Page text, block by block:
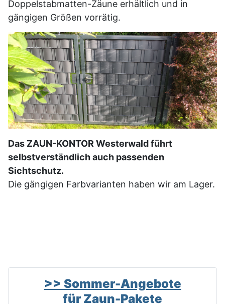
Doppelstabmatten-Zäune erhältlich und in
gängigen Größen vorrätig.
Das ZAUN-KONTOR Westerwald führt
selbstverständlich auch passenden
Sichtschutz.
Die gängigen Farbvarianten haben wir am Lager.
>> Sommer-Angebote
für Zaun-Pakete